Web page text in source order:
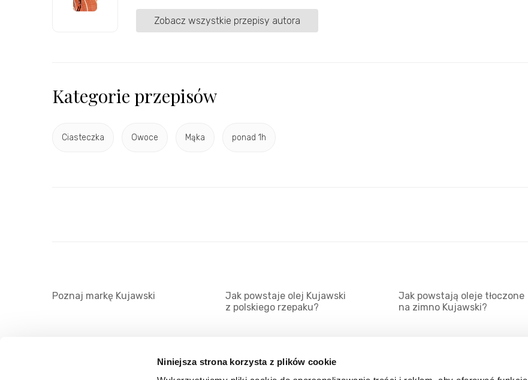
Niniejsza strona korzysta z plików cookie
Zobacz wszystkie przepisy autora
Kategorie przepisów
Ciasteczka Owoce Mąka ponad 1h
Poznaj markę Kujawski
Jak powstaje olej Kujawski
z polskiego rzepaku?
Jak powstają oleje tłoczone
na zimno Kujawski?